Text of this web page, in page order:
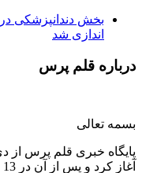
بخش دندانپزشکی
اندازی شد
درباره قلم پرس
بسمه تعالی